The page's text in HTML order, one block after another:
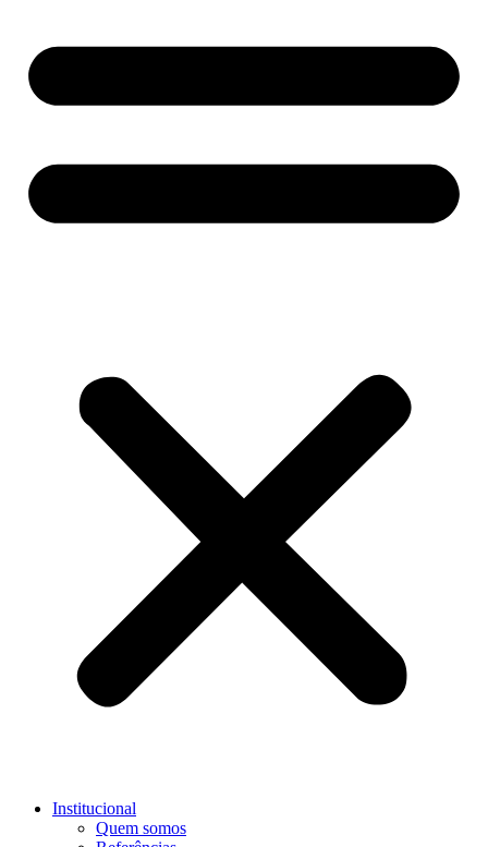
Institucional
Quem somos